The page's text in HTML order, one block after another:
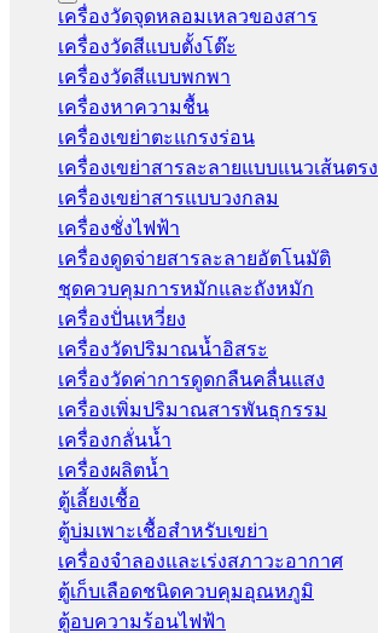
เครื่องวัดจุดหลอมเหลวของสาร
เครื่องวัดสีแบบตั้งโต๊ะ
เครื่องวัดสีแบบพกพา
เครื่องหาความชื้น
เครื่องเขย่าตะแกรงร่อน
เครื่องเขย่าสารละลายแบบแนวเส้นตรง
เครื่องเขย่าสารแบบวงกลม
เครื่องชั่งไฟฟ้า
เครื่องดูดจ่ายสารละลายอัตโนมัติ
ชุดควบคุมการหมักและถังหมัก
เครื่องปั่นเหวี่ยง
เครื่องวัดปริมาณน้ำอิสระ
เครื่องวัดค่าการดูดกลืนคลื่นแสง
เครื่องเพิ่มปริมาณสารพันธุกรรม
เครื่องกลั่นน้ำ
เครื่องผลิตน้ำ
ตู้เลี้ยงเชื้อ
ตู้บ่มเพาะเชื้อสำหรับเขย่า
เครื่องจำลองและเร่งสภาวะอากาศ
ตู้เก็บเลือดชนิดควบคุมอุณหภูมิ
ตู้อบความร้อนไฟฟ้า